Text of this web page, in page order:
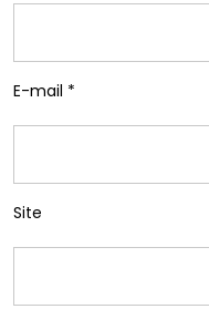
E-mail *
Site